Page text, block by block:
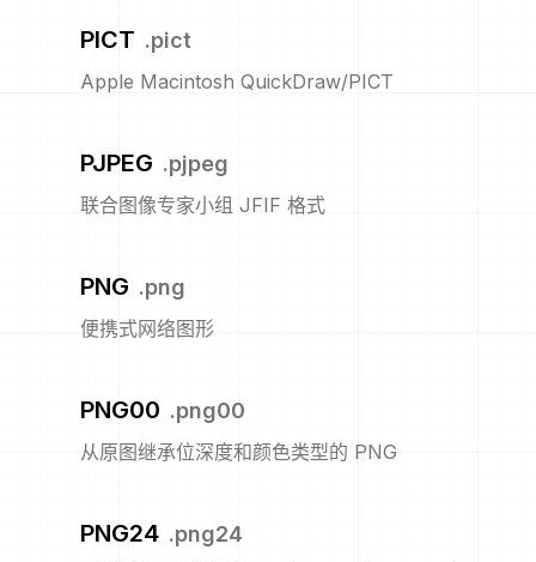
PICT .pict
Apple Macintosh QuickDraw/PICT
PJPEG .pjpeg
联合图像专家小组 JFIF 格式
PNG .png
便携式网络图形
PNG00 .png00
从原图继承位深度和颜色类型的 PNG
PNG24 .png24